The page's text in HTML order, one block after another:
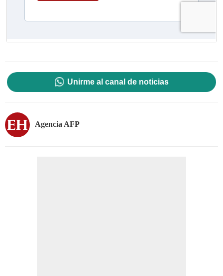
Unirme al canal de noticias
Agencia AFP